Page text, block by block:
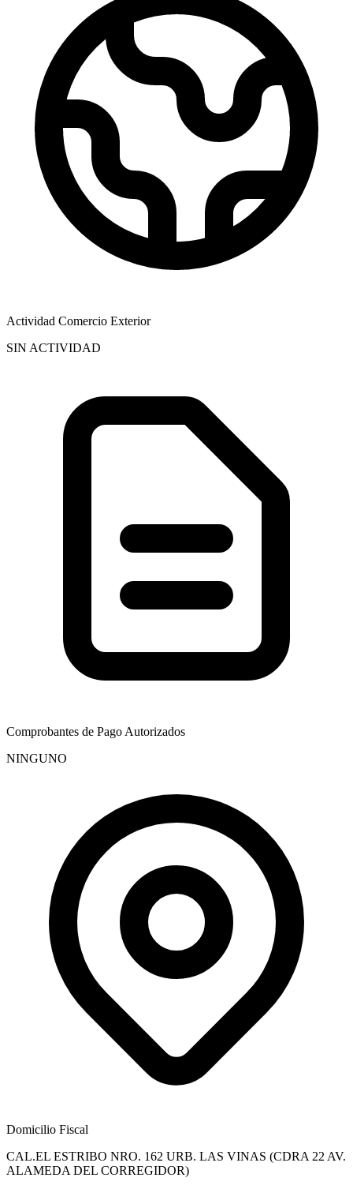
Actividad Comercio Exterior
SIN ACTIVIDAD
Comprobantes de Pago Autorizados
NINGUNO
Domicilio Fiscal
CAL.EL ESTRIBO NRO. 162 URB. LAS VINAS (CDRA 22 AV.
ALAMEDA DEL CORREGIDOR)